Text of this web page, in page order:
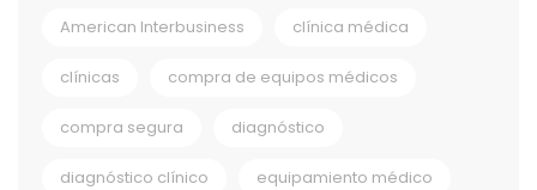
American Interbusiness clínica médica
clínicas compra de equipos médicos
compra segura diagnóstico
diagnóstico clínico equipamiento médico